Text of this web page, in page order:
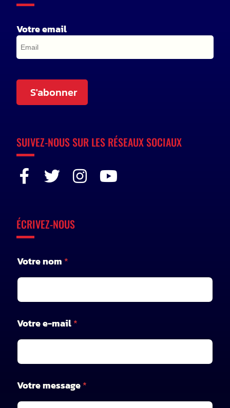
Votre email
S'abonner
SUIVEZ-NOUS SUR LES RÉSEAUX SOCIAUX
ÉCRIVEZ-NOUS
e
s
s
a
e
*
V
t
e
Votre nom *
Votre e-mail*
Votre message*